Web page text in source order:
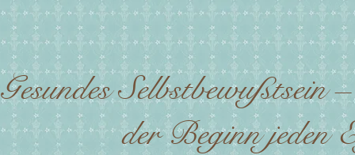
Gesundes Selbstbewußtsein
der Beginn jeden